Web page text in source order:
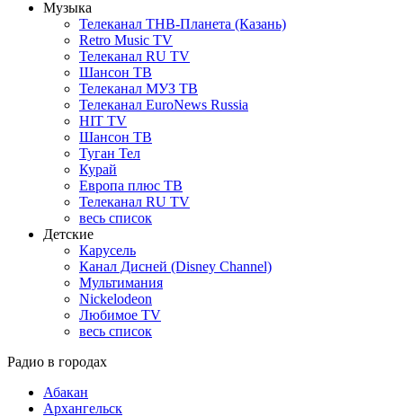
Музыка
Телеканал ТНВ-Планета (Казань)
Retro Music TV
Телеканал RU TV
Шансон ТВ
Телеканал МУЗ ТВ
Телеканал EuroNews Russia
HIT TV
Шансон ТВ
Туган Тел
Курай
Европа плюс ТВ
Телеканал RU TV
весь список
Детские
Карусель
Канал Дисней (Disney Channel)
Мультимания
Nickelodeon
Любимое TV
весь список
Радио в городах
Абакан
Архангельск